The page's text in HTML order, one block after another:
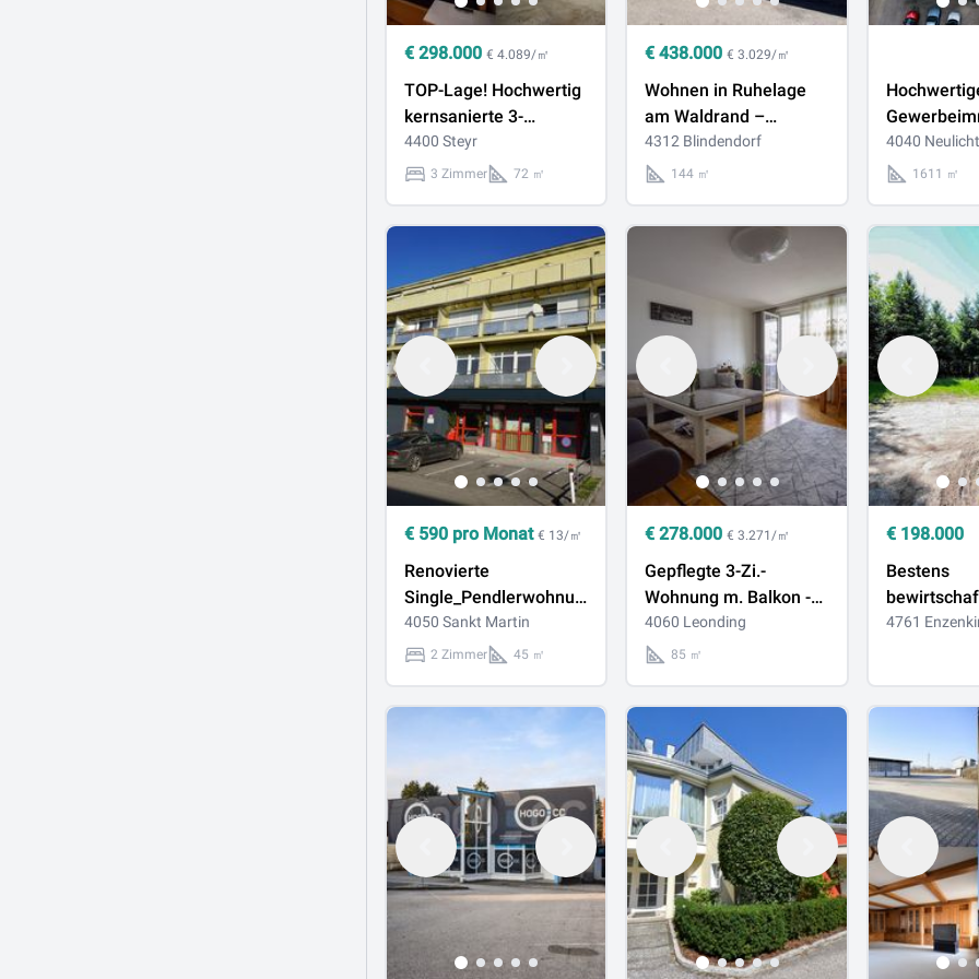
€ 298.000 € 4.089/㎡
TOP-Lage! Hochwertig
kernsanierte 3-
Zimmer-Wohnung mit
Smart Home, Garage &
4400 Steyr
3 Zimmer 72 ㎡
€438.000 € 3.029/㎡
Wohnen in Ruhelage
am Waldrand –
modernisiertes Haus
mit Pool & Grünblick
4312 Blindendorf
144 ㎡
nahe Linz –
Produktion,
4040
1611 ㎡
€ 590 pro Monat € 13/㎡
Renovierte
Single_Pendlerwohnung
in St. Martin bei Traun
4050 Sankt Martin
2 Zimmer 45 ㎡
€278.000 € 3.271/㎡
Gepflegte 3-Zi.-
Wohnung m. Balkon -
ruhige Grünlage in
Leonding - optionaler
4060 Leonding
85 ㎡
€ 198.000
Bestens
(ca. 2,56
4761